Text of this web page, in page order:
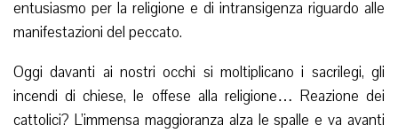
entusiasmo per la religione e di intransigenza riguardo alle
manifestazioni del peccato.
Oggi davanti ai nostri occhi si moltiplicano i sacrilegi, gli
incendi di chiese, le offese alla religione… Reazione dei
cattolici? L’immensa maggioranza alza le spalle e va avanti